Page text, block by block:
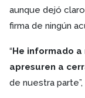
aunque dejó
firma de ningún
“He informado
apresuren a
de nuestra